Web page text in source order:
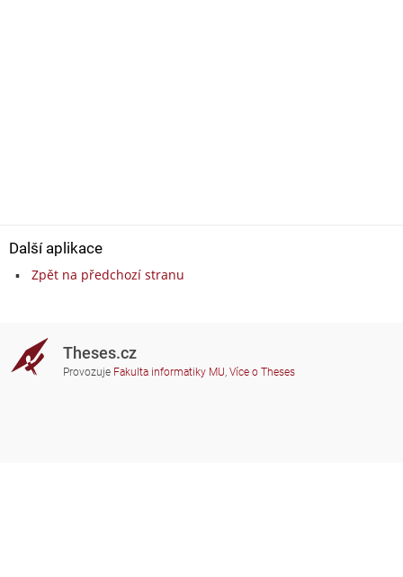
Další aplikace
Zpět na předchozí stranu
Theses.cz
Provozuje Fakulta informatiky MU, Více o Theses